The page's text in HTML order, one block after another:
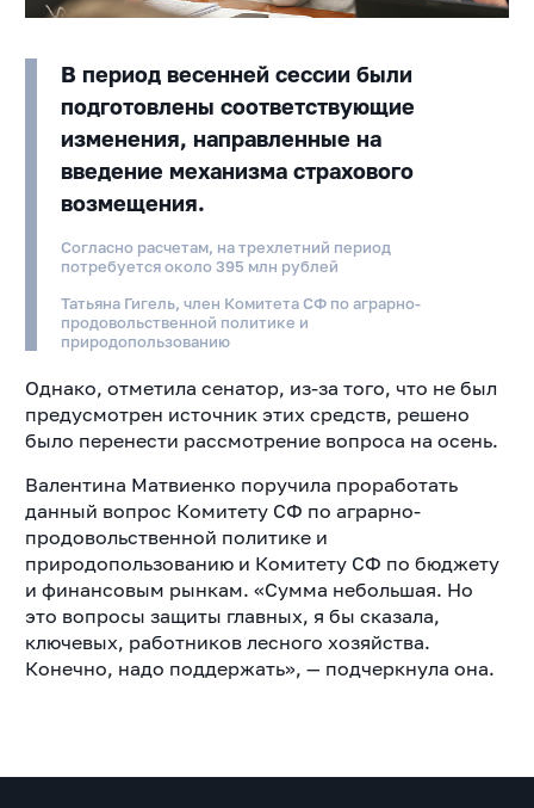
В период весенней сессии были
подготовлены соответствующие
изменения, направленные на
введение механизма страхового
возмещения.
Согласно расчетам, на трехлетний период
потребуется около 395 млн рублей
Татьяна Гигель, член Комитета СФ по аграрно-
продовольственной политике и
природопользованию
Однако, отметила сенатор, из-за того, что не был
предусмотрен источник этих средств, решено
было перенести рассмотрение вопроса на осень.
Валентина Матвиенко поручила проработать
данный вопрос Комитету СФ по аграрно-
продовольственной политике и
природопользованию и Комитету СФ по бюджету
и финансовым рынкам. «Сумма небольшая. Но
это вопросы защиты главных, я бы сказала,
ключевых, работников лесного хозяйства.
Конечно, надо поддержать», — подчеркнула она.